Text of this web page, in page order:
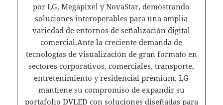
por LG, Megapixel y NovaStar, demostrando
soluciones interoperables para una amplia
variedad de entornos de señalización digital
comercial.Ante la creciente demanda de
tecnologías de visualización de gran formato en
sectores corporativos, comerciales, transporte,
entretenimiento y residencial premium, LG
mantiene su compromiso de expandir su
portafolio DVLED con soluciones diseñadas para